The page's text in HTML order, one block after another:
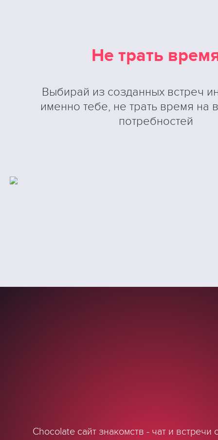
Не трать
Выбирай из созданных встреч
именно тебе, не трать время на
потребностей
Chocolate сайт знакомств - чат и